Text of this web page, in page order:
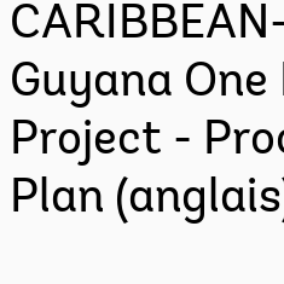
Guyana
Project -
Plan